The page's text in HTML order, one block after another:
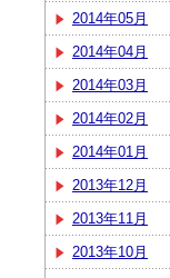
2014年05月
2014年04月
2014年03月
2014年02月
2014年01月
2013年12月
2013年11月
2013年10月